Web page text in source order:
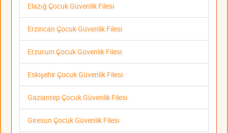
Elazığ Çocuk Güvenlik Filesi
Erzincan Çocuk Güvenlik Filesi
Erzurum Çocuk Güvenlik Filesi
Eskişehir Çocuk Güvenlik Filesi
Gaziantep Çocuk Güvenlik Filesi
Giresun Çocuk Güvenlik Filesi